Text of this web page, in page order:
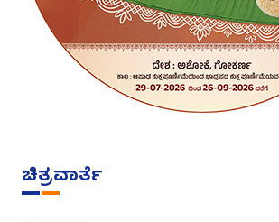
ಚಿತ್ರವಾರ್ತೆ